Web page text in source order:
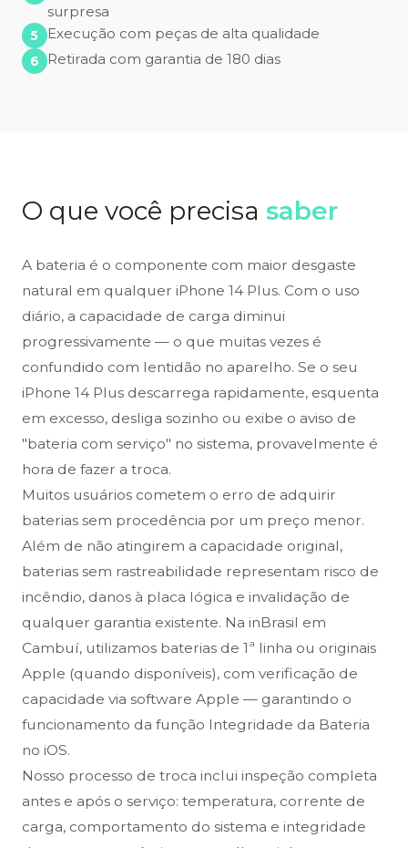
surpresa
Execução com peças de alta qualidade
Retirada com garantia de 180 dias
O que você precisa saber
A bateria é o componente com maior desgaste
natural em qualquer iPhone 14 Plus. Com o uso
diário, a capacidade de carga diminui
progressivamente — o que muitas vezes é
confundido com lentidão no aparelho. Se o seu
iPhone 14 Plus descarrega rapidamente, esquenta
em excesso, desliga sozinho ou exibe o aviso de
"bateria com serviço" no sistema, provavelmente é
hora de fazer a troca.
Muitos usuários cometem o erro de adquirir
baterias sem procedência por um preço menor.
Além de não atingirem a capacidade original,
baterias sem rastreabilidade representam risco de
incêndio, danos à placa lógica e invalidação de
qualquer garantia existente. Na inBrasil em
Cambuí, utilizamos baterias de 1ª linha ou originais
Apple (quando disponíveis), com verificação de
capacidade via software Apple — garantindo o
funcionamento da função Integridade da Bateria
no iOS.
Nosso processo de troca inclui inspeção completa
antes e após o serviço: temperatura, corrente de
carga, comportamento do sistema e integridade